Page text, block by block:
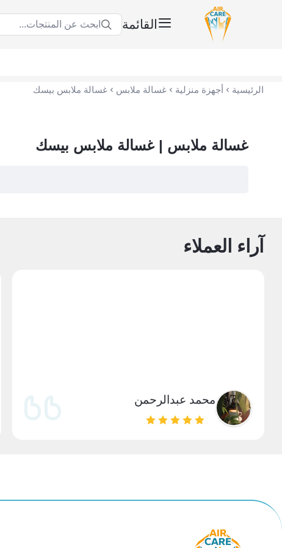
القائمة ابحث عن المنتجات...
الرئيسية أجهزة منزلية غسالة ملابس غسالة ملابس بيسك
غسالة ملابس | غسالة ملابس بيسك
آراء العملاء
محمد عبدالرحمن